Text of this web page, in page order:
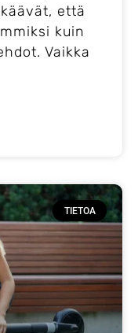
että
kuin
Vaikka
TIETOA